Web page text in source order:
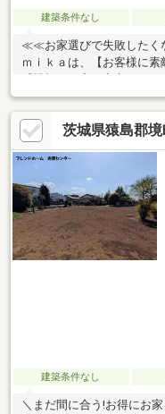
建築条件なし
≪≪お家選びで失敗した
ｍｉｋａは、【お客様に
強み≫≫◇業界歴１０年以
対応(^_-)-☆◇親身な接客
ご覧ください（＾＾）／
つで手間いらず♪◆ローン
6020】まで♪◇◇ 損しない
で始めてみませんか？
茨城県猿島郡
建築条件なし
＼まだ間に合う!お得にお